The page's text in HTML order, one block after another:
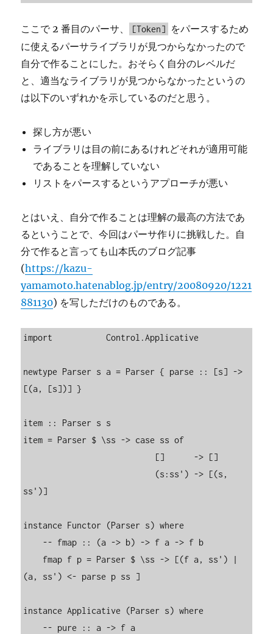
ここで 2 番目のパーサ、 [Token]
をパースするため
に使えるパーサライブラリが見つからなかったので
自分で作ることにした。おそらく自分のレベルだ
と、適当なライブラリが見つからなかったというの
は以下のいずれかを示しているのだと思う。
探し方が悪い
ライブラリは目の前にあるけれどそれが適用可能
であることを理解していない
リストをパースするというアプローチが悪い
とはいえ、自分で作ることは理解の最高の方法であ
るということで、今回はパーサ作りに挑戦した。自
分で作ると言っても山本氏のブログ記事
(https://kazu-
yamamoto.hatenablog.jp/entry/20080920/1221
881130) を写しただけのものである。
import           Control.Applicative
newtype Parser s a = Parser { parse :: [s] ->
[(a, [s])] }
item :: Parser s s
item = Parser $ \ss -> case ss of
ss')]
instance Functor (Parser s) where
(a, ss') <- parse p ss ]
instance Applicative (Parser s) where